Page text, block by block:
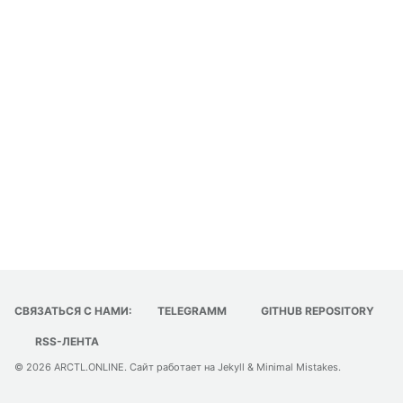
СВЯЗАТЬСЯ С НАМИ: TELEGRAMM GITHUB REPOSITORY
RSS-ЛЕНТА
© 2026 ARCTL.ONLINE. Сайт работает на Jekyll & Minimal Mistakes.